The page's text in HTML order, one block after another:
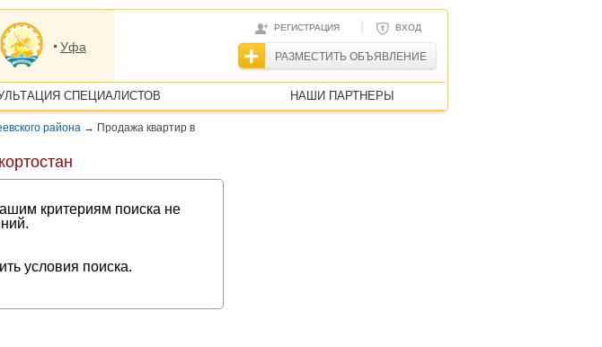
РЕГИСТРАЦИЯ | ВХОД
РАЗМЕСТИТЬ ОБЪЯВЛЕНИЕ
Уфа
СПЕЦИАЛИСТОВ НАШИ ПАРТНЕРЫ
района → Продажа квартир в
критериям поиска не
условия поиска.